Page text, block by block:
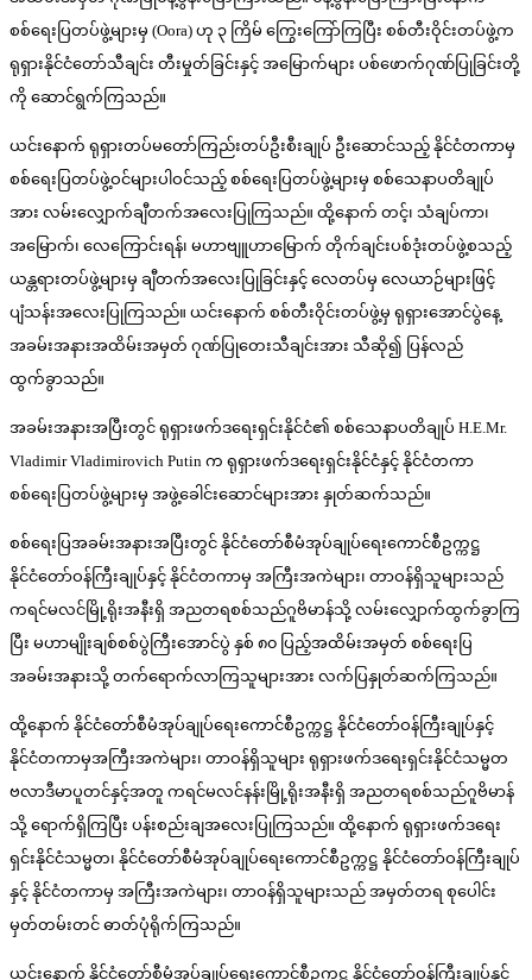
စစ်ရေးပြတပ်ဖွဲ့များမှ (Oora) ဟု ၃ ကြိမ် ကြွေးကြော်ကြပြီး စစ်တီးဝိုင်းတပ်ဖွဲ့က
ရုရှားနိုင်ငံတော်သီချင်း တီးမှုတ်ခြင်းနှင့် အမြောက်များ ပစ်ဖောက်ဂုဏ်ပြုခြင်းတို့
ကို ဆောင်ရွက်ကြသည်။
ယင်းနောက် ရုရှားတပ်မတော်ကြည်းတပ်ဦးစီးချုပ် ဦးဆောင်သည့် နိုင်ငံတကာမှ
စစ်ရေးပြတပ်ဖွဲ့ဝင်များပါဝင်သည့် စစ်ရေးပြတပ်ဖွဲ့များမှ စစ်သေနာပတိချုပ်
အား လမ်းလျှောက်ချီတက်အလေးပြုကြသည်။ ထို့နောက် တင့်၊ သံချပ်ကာ၊
အမြောက်၊ လေကြောင်းရန်၊ မဟာဗျူဟာမြောက် တိုက်ချင်းပစ်ဒုံးတပ်ဖွဲ့စသည့်
ယန္တရားတပ်ဖွဲ့များမှ ချီတက်အလေးပြုခြင်းနှင့် လေတပ်မှ လေယာဉ်များဖြင့်
ပျံသန်းအလေးပြုကြသည်။ ယင်းနောက် စစ်တီးဝိုင်းတပ်ဖွဲ့မှ ရုရှားအောင်ပွဲနေ့
အခမ်းအနားအထိမ်းအမှတ် ဂုဏ်ပြုတေးသီချင်းအား သီဆို၍ ပြန်လည်
ထွက်ခွာသည်။
အခမ်းအနားအပြီးတွင် ရုရှားဖက်ဒရေးရှင်းနိုင်ငံ၏ စစ်သေနာပတိချုပ် H.E.Mr.
Vladimir Vladimirovich Putin က ရုရှားဖက်ဒရေးရှင်းနိုင်ငံနှင့် နိုင်ငံတကာ
စစ်ရေးပြတပ်ဖွဲ့များမှ အဖွဲ့ခေါင်းဆောင်များအား နှုတ်ဆက်သည်။
စစ်ရေးပြအခမ်းအနားအပြီးတွင် နိုင်ငံတော်စီမံအုပ်ချုပ်ရေးကောင်စီဥက္ကဋ္ဌ
နိုင်ငံတော်ဝန်ကြီးချုပ်နှင့် နိုင်ငံတကာမှ အကြီးအကဲများ၊ တာဝန်ရှိသူများသည်
ကရင်မလင်မြို့ရိုးအနီးရှိ အညတရစစ်သည်ဂူဗိမာန်သို့ လမ်းလျှောက်ထွက်ခွာကြ
ပြီး မဟာမျိုးချစ်စစ်ပွဲကြီးအောင်ပွဲ နှစ် ၈၀ ပြည့်အထိမ်းအမှတ် စစ်ရေးပြ
အခမ်းအနားသို့ တက်ရောက်လာကြသူများအား လက်ပြနှုတ်ဆက်ကြသည်။
ထို့နောက် နိုင်ငံတော်စီမံအုပ်ချုပ်ရေးကောင်စီဥက္ကဋ္ဌ နိုင်ငံတော်ဝန်ကြီးချုပ်နှင့်
နိုင်ငံတကာမှအကြီးအကဲများ၊ တာဝန်ရှိသူများ ရုရှားဖက်ဒရေးရှင်းနိုင်ငံသမ္မတ
ဗလာဒီမာပူတင်နှင့်အတူ ကရင်မလင်နန်းမြို့ရိုးအနီးရှိ အညတရစစ်သည်ဂူဗိမာန်
သို့ ရောက်ရှိကြပြီး ပန်းစည်းချအလေးပြုကြသည်။ ထို့နောက် ရုရှားဖက်ဒရေး
ရှင်းနိုင်ငံသမ္မတ၊ နိုင်ငံတော်စီမံအုပ်ချုပ်ရေးကောင်စီဥက္ကဋ္ဌ နိုင်ငံတော်ဝန်ကြီးချုပ်
နှင့် နိုင်ငံတကာမှ အကြီးအကဲများ၊ တာဝန်ရှိသူများသည် အမှတ်တရ စုပေါင်း
မှတ်တမ်းတင် ဓာတ်ပုံရိုက်ကြသည်။
ယင်းနောက် နိုင်ငံတော်စီမံအုပ်ချုပ်ရေးကောင်စီဥက္ကဋ္ဌ နိုင်ငံတော်ဝန်ကြီးချုပ်နှင့်